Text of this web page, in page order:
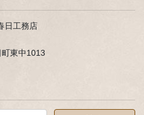
日工務店
東中1013